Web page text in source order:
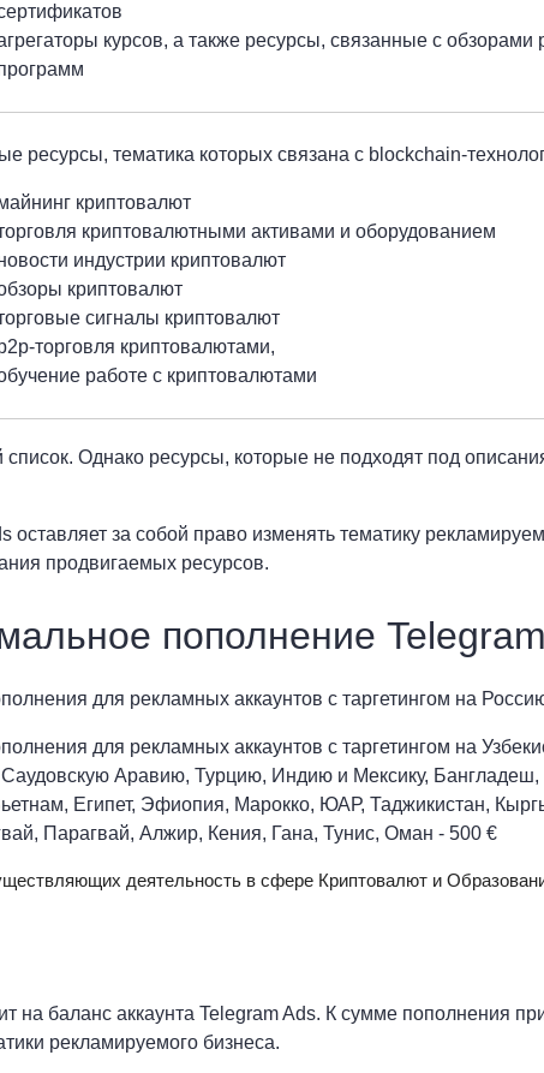
курсов, а также ресурсы, связанные с
ресурсы, тематика которых связана с blockchain-
криптовалют
криптовалютными активами и оборудованием
индустрии криптовалют
криптовалют
сигналы криптовалют
торговля криптовалютами,
работе с криптовалютами
Однако ресурсы, которые не подходят под
оставляет за собой право изменять тематику
продвигаемых ресурсов.
пополнение
для рекламных аккаунтов с таргетингом на
для рекламных аккаунтов с таргетингом на
Аравию, Турцию, Индию и Мексику, Бангладеш,
Египет, Эфиопия, Марокко, ЮАР, Таджикистан,
Парагвай, Алжир, Кения, Гана, Тунис, Оман - 500 €
деятельность в сфере Криптовалют и
на баланс аккаунта Telegram Ads. К сумме пополнения
рекламируемого бизнеса.